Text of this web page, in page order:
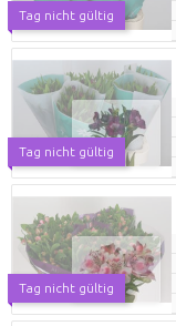
Tag nicht gültig
Tag nicht gültig
Tag nicht gültig